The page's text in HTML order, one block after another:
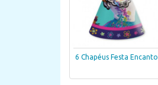
6 Chapéus Festa Encanto